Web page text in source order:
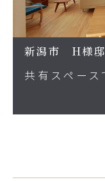
新潟市 H様邸